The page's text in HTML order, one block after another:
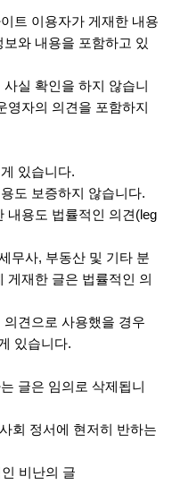
트 이용자가 게재한 내용
와 내용을 포함하고 있
실 확인을 하지 않습니
영자의 의견을 포함하지
있습니다.
도 보증하지 않습니다.
내용도 법률적인 의견(leg
무사, 부동산 및 기타 분
게재한 글은 법률적인 의
견으로 사용했을 경우
있습니다.
글은 임의로 삭제됩니
회 정서에 현저히 반하는
비난의 글